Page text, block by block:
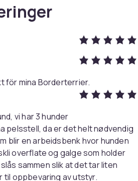
da det er enkelt å
under bordplaten, som kan
daglige ting til kjæledyr. I tillegg
skade.
stål, konstruert tre, gummi
cm (L x B x H)
74 cm (B x H)
enkel oppbevaring
för mina Borderterrier.
vi har 3 hunder
pelsstell, da er det helt nødvendig
blir en arbeidsbenk hvor hunden
overflate og galge som holder
sammen slik at det tar liten
til oppbevaring av utstyr.